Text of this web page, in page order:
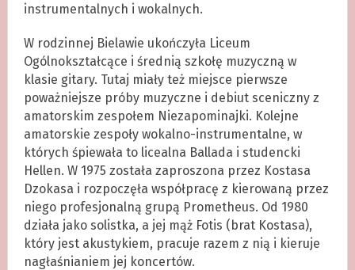
instrumentalnych i wokalnych.
W rodzinnej Bielawie ukończyła Liceum
Ogólnokształcące i średnią szkołę muzyczną w
klasie gitary. Tutaj miały też miejsce pierwsze
poważniejsze próby muzyczne i debiut sceniczny z
amatorskim zespołem Niezapominajki. Kolejne
amatorskie zespoły wokalno-instrumentalne, w
których śpiewała to licealna Ballada i studencki
Hellen. W 1975 została zaproszona przez Kostasa
Dzokasa i rozpoczęła współpracę z kierowaną przez
niego profesjonalną grupą Prometheus. Od 1980
działa jako solistka, a jej mąż Fotis (brat Kostasa),
który jest akustykiem, pracuje razem z nią i kieruje
nagłaśnianiem jej koncertów.